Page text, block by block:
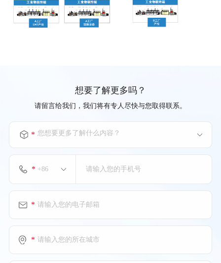
想要了解更多吗？
请留言给我们，我们将有专人尽快与您取得联系。
您想要更多了解什么内容？
*
*
*
*